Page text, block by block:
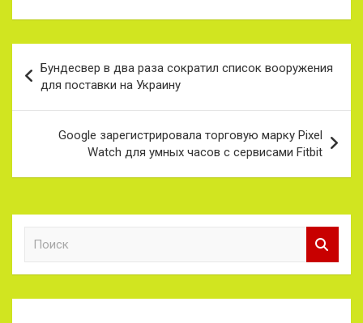
по
записям
Бундесвер в два раза сократил список вооружения
для поставки на Украину
Google зарегистрировала торговую марку Pixel
Watch для умных часов с сервисами Fitbit
к